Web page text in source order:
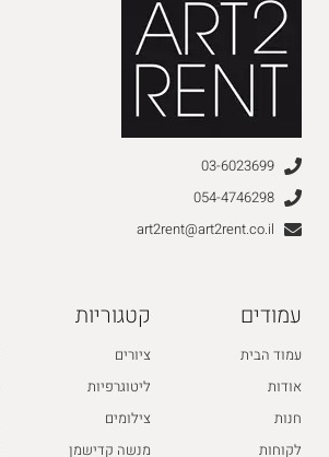
03-6023699
054-4746298
art2rent@art2rent.co.il
עמודים
עמוד הבית
אודות
חנות
לקוחות
קטגוריות
ציורים
ליטוגרפיות
צילומים
מנשה קדישמן